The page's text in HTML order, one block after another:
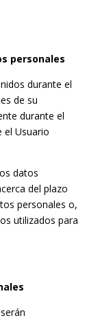
personales
durante el
de su
durante el
el Usuario
datos
del plazo
personales o,
utilizados para